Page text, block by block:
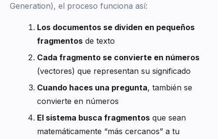
Generation), el proceso funciona así:
Los documentos se dividen en pequeños
fragmentos de texto
Cada fragmento se convierte en números
(vectores) que representan su significado
Cuando haces una pregunta, también se
convierte en números
El sistema busca fragmentos que sean
matemáticamente “más cercanos” a tu